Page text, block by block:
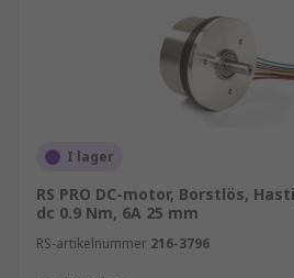
I lager
RS PRO DC-motor, Borstlös,
dc 0.9 Nm, 6A 25 mm
RS-artikelnummer 216-3796